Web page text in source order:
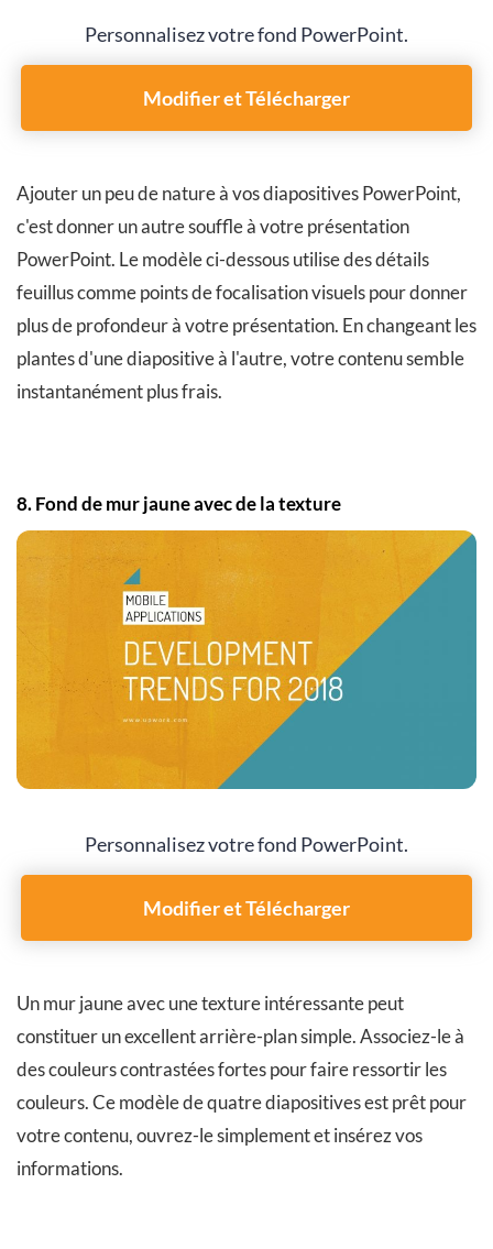
Personnalisez votre fond PowerPoint.
Modifier et Télécharger
Ajouter un peu de nature à vos diapositives PowerPoint,
c'est donner un autre souffle à votre présentation
PowerPoint. Le modèle ci-dessous utilise des détails
feuillus comme points de focalisation visuels pour donner
plus de profondeur à votre présentation. En changeant les
plantes d'une diapositive à l'autre, votre contenu semble
instantanément plus frais.
8. Fond de mur jaune avec de la texture
Personnalisez votre fond PowerPoint.
Modifier et Télécharger
Un mur jaune avec une texture intéressante peut
constituer un excellent arrière-plan simple. Associez-le à
des couleurs contrastées fortes pour faire ressortir les
couleurs. Ce modèle de quatre diapositives est prêt pour
votre contenu, ouvrez-le simplement et insérez vos
informations.